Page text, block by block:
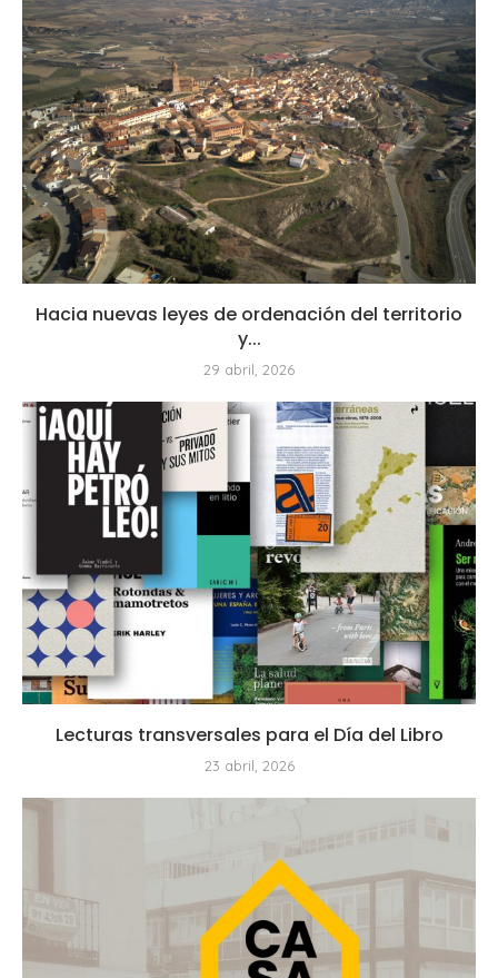
Hacia nuevas leyes de ordenación del territorio
y...
29 abril, 2026
Lecturas transversales para el Día del Libro
23 abril, 2026